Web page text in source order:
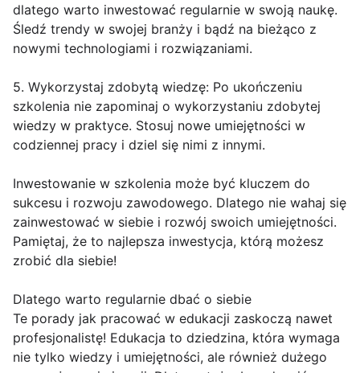
dlatego warto inwestować regularnie w swoją naukę.
Śledź trendy w swojej branży i bądź na bieżąco z
nowymi technologiami i rozwiązaniami.
5. Wykorzystaj zdobytą wiedzę: Po ukończeniu
szkolenia nie zapominaj o wykorzystaniu zdobytej
wiedzy w praktyce. Stosuj nowe umiejętności w
codziennej pracy i dziel się nimi z innymi.
Inwestowanie w szkolenia może być kluczem do
sukcesu i rozwoju zawodowego. Dlatego nie wahaj się
zainwestować w siebie i rozwój swoich umiejętności.
Pamiętaj, że to najlepsza inwestycja, którą możesz
zrobić dla siebie!
Dlatego warto regularnie dbać o siebie
Te porady jak pracować w edukacji zaskoczą nawet
profesjonalistę! Edukacja to dziedzina, która wymaga
nie tylko wiedzy i umiejętności, ale również dużego